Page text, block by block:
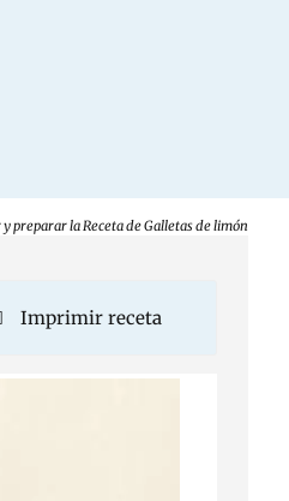
y preparar la Receta de Galletas de limón
Imprimir receta